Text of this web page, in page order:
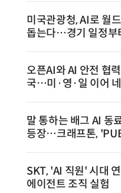
미국관광청, AI로 월
돕는다…경기 일정부
오픈AI와 AI 안전 협
국…미·영·일 이어
말 통하는 배그 AI 동
등장…크래프톤,
SKT, 'AI 직원' 시대
에이전트 조직 실험